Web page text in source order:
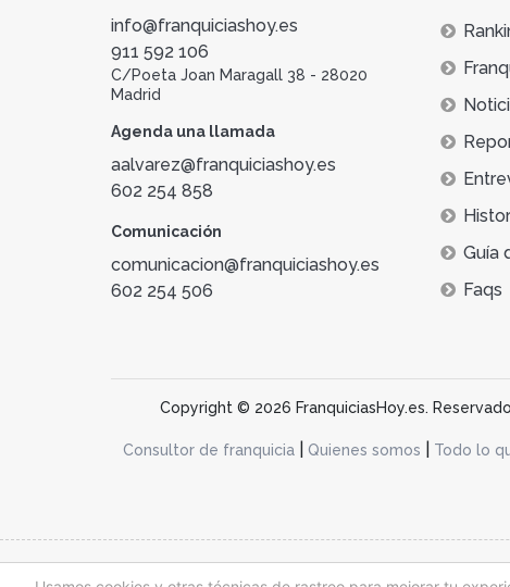
info@franquiciashoy.es
911 592 106
C/Poeta Joan Maragall 38 - 28020
Madrid
Agenda una llamada
aalvarez@franquiciashoy.es
602 254 858
Comunicación
comunicacion@franquiciashoy.es
602 254 506
Guía
Faqs
Copyright © 2026 FranquiciasHoy.es.
Consultor de franquicia| Quienes somos Todo lo